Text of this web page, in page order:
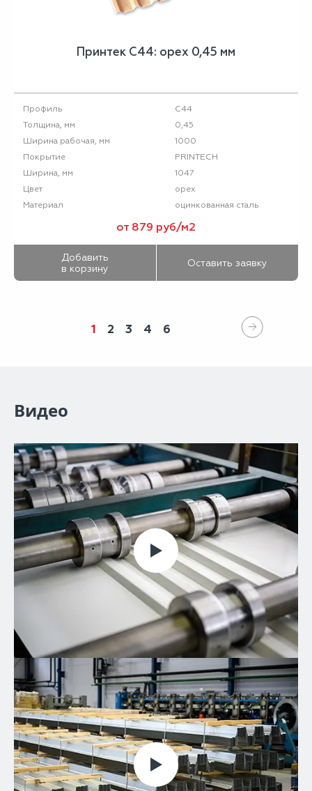
Принтек С44: орех 0,45 мм
Профиль
С44
Толщина, мм
0,45
Ширина рабочая, мм
1000
Покрытие
PRINTECH
Ширина, мм
1047
Цвет
орех
Материал
оцинкованная сталь
от 879 руб/м2
Добавить
в корзину
Оставить заявку
1 2 3 4 6
Видео